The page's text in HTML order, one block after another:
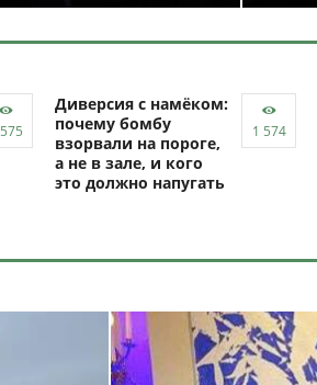
Диверсия с намёком:
почему бомбу
взорвали на пороге,
а не в зале, и кого
это должно напугать